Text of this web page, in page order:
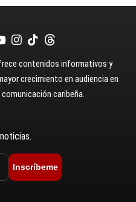
contenidos informativos y
crecimiento en audiencia en
caribeña.
Inscríbeme